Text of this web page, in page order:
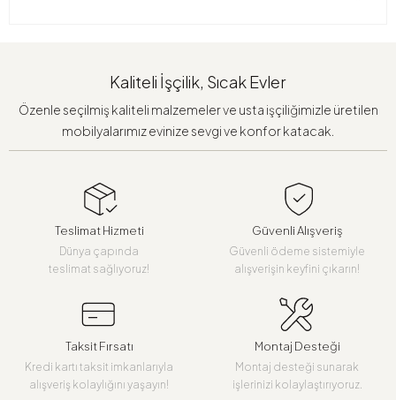
Kaliteli İşçilik, Sıcak Evler
Özenle seçilmiş kaliteli malzemeler ve usta işçiliğimizle üretilen
mobilyalarımız evinize sevgi ve konfor katacak.
Teslimat Hizmeti
Dünya çapında
teslimat sağlıyoruz!
Güvenli Alışveriş
Güvenli ödeme sistemiyle
alışverişin keyfini çıkarın!
Taksit Fırsatı
Kredi kartı taksit imkanlarıyla
alışveriş kolaylığını yaşayın!
Montaj Desteği
Montaj desteği sunarak
işlerinizi kolaylaştırıyoruz.